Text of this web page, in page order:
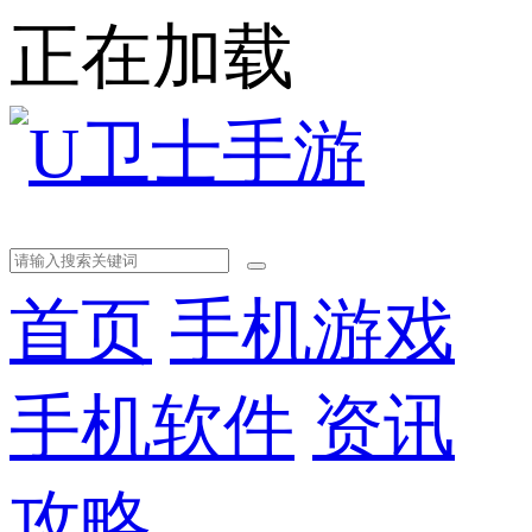
正在加载
首页 手机游戏
手机软件 资讯